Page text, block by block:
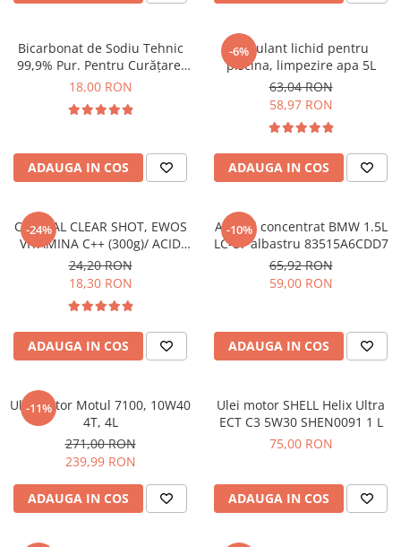
Bicarbonat de Sodiu Tehnic
99,9% Pur. Pentru Curățare,
Degresare și Neutralizarea
18,00 RON
ADAUGA IN COS
-6%
Floculant lichid pentru
piscina, limpezire apa 5L
63,04 RON
58,97 RON
ADAUGA IN COS
-24%
CRYSTAL CLEAR SHOT, EWOS
VITAMINA C++ (300g)/ ACID
ASCORBIC MONODOZA
24,20 RON
18,30 RON
ADAUGA IN COS
-10%
Antigel concentrat BMW 1.5L
LC-87 albastru 83515A6CDD7
65,92 RON
59,00 RON
ADAUGA IN COS
-11%
Ulei Motor Motul 7100, 10W40
4T, 4L
271,00 RON
239,99 RON
ADAUGA IN COS
Ulei motor SHELL Helix Ultra
ECT C3 5W30 SHEN0091 1 L
75,00 RON
ADAUGA IN COS